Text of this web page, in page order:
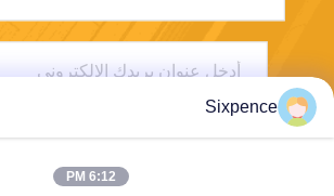
Sixpence
6:12 PM